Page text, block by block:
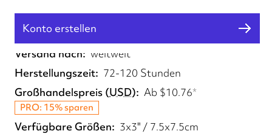
Konto erstellen
Erfüllt von
UK
Versand nach
weltweit
Herstellungszeit
72-120 Stunden
Großhandelspreis (USD) Ab $10.76*
PRO: 15% sparen
Verfügbare Größen
3x3" / 7.5x7.5cm